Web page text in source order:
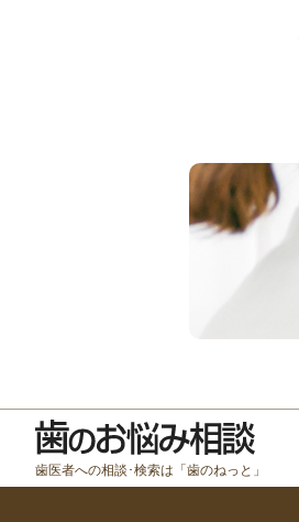
歯医者への相談･検索は「歯のねっと」